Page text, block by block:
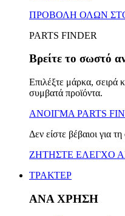
ΠΡΟΒΟΛΗ ΟΛΩΝ ΣΤΟ
PARTS FINDER
Βρείτε το σωστό
Επιλέξτε μάρκα, σειρά
συμβατά προϊόντα.
ΑΝΟΙΓΜΑ PARTS
Δεν είστε βέβαιοι για
ΖΗΤΗΣΤΕ ΕΛΕΓΧΟ
ΤΡΑΚΤΕΡ
ΑΝΑ ΧΡΗΣΗ